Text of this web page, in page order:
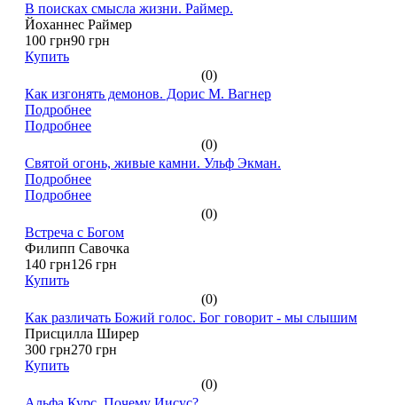
В поисках смысла жизни. Раймер.
Йоханнес Раймер
100 грн90 грн
Купить
(0)
Как изгонять демонов. Дорис М. Вагнер
Подробнее
Подробнее
(0)
Святой огонь, живые камни. Ульф Экман.
Подробнее
Подробнее
(0)
Встреча с Богом
Филипп Савочка
140 грн126 грн
Купить
(0)
Как различать Божий голос. Бог говорит - мы слышим
Присцилла Ширер
300 грн270 грн
Купить
(0)